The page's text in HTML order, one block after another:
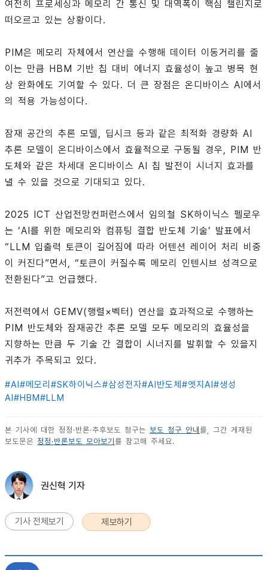
여전히 프로세싱과 메모리 간 통신 및 대역폭이 핵심 챌린지로
떠오르고 있는 상황이다.
PIM은 메모리 자체에서 연산을 수행해 데이터 이동거리를 줄
이는 만큼 HBM 기반 칩 대비 에너지 효율성이 높고 병목 현
상 완화에도 기여할 수 있다. 더 큰 장점은 온디바이스 AI에서
의 적용 가능성이다.
잠재 공간의 추론 모델, 딥시크 등과 같은 최적화 경량화 AI
추론 모델이 온디바이스에서 효율적으로 구동될 경우, PIM 반
도체와 같은 차세대 온디바이스 AI 칩 발전이 시너지 효과를
낼 수 있을 것으로 기대되고 있다.
2025 ICT 산업전망컨퍼런스에서 임의철 SK하이닉스 펠로우
는 ‘AI를 위한 메모리와 컴퓨팅 결합 반도체 기술’ 발표에서
“LLM 입출력 토큰이 길어짐에 따라 어텐션 레이어 처리 비중
이 커진다”면서, “토큰이 커질수록 메모리 인텐시브 성격으로
전환된다”고 언급했다.
저전력에서 GEMV(행렬×벡터) 연산을 효과적으로 수행하는
PIM 반도체와 잠재공간 추론 모델 모두 메모리의 효율성을
지향하는 만큼 두 기술 간 결합이 시너지를 발휘할 수 있을지
귀추가 주목되고 있다.
#AI#메모리 #SK하이닉스#삼성전자#AI반도체 #엣지AI#생성
AI#HBM#LLM
본 기사에 대한 정정·반론·추후보도 청구는 보도 청구 안내 를, 그간 게재된
보도문은 정정·반론보도 모아보기 를 참고해 주세요.
권신혁 기자
기사 전체보기 제보하기